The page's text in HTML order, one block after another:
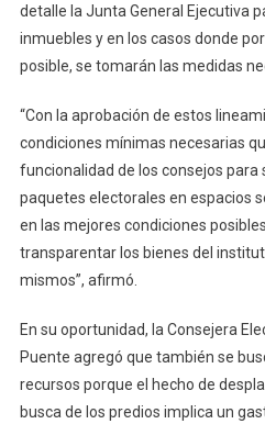
detalle la Junta General Ejecutiva
inmuebles y en los casos donde
posible, se tomarán las medidas
“Con la aprobación de estos
condiciones mínimas necesarias
funcionalidad de los consejos para
paquetes electorales en espacios
en las mejores condiciones
transparentar los bienes del
mismos”, afirmó.
En su oportunidad, la Consejera
Puente agregó que también se
recursos porque el hecho de
busca de los predios implica un